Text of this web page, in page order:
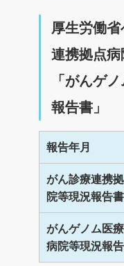
厚生労働
連携拠点病
「がんゲ
報告書」
報告年月
がん診療連携
院等現況報告書
がんゲノム医
病院等現況報